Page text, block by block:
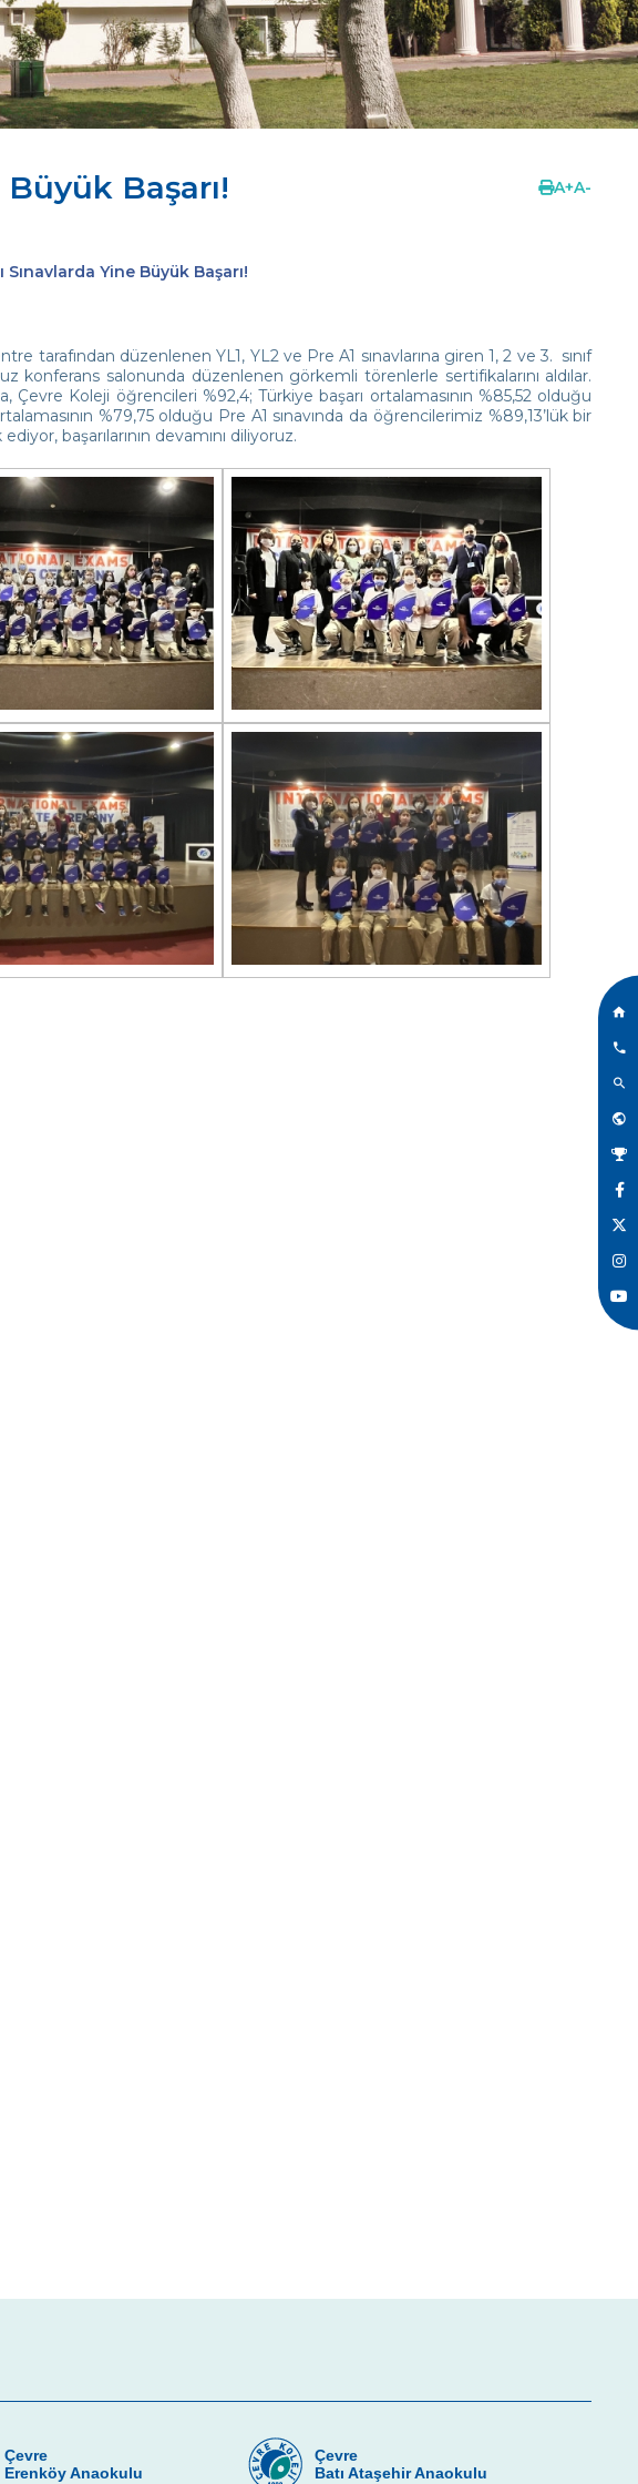
Büyük Başarı! A+A-
Sınavlarda Yine Büyük Başarı!
tarafından düzenlenen YL1, YL2 ve Pre A1 sınavlarına giren 1, 2 ve 3. sınıf
konferans salonunda düzenlenen görkemli törenlerle sertifikalarını aldılar.
Çevre Koleji öğrencileri %92,4; Türkiye başarı ortalamasının %85,52 olduğu
%79,75 olduğu Pre A1 sınavında da öğrencilerimiz %89,13’lük bir
başarılarının devamını diliyoruz.
Çevre
Erenköy Anaokulu
Çevre
Batı Ataşehir Anaokulu